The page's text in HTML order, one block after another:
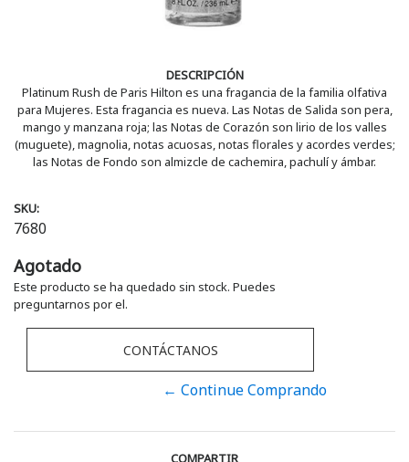
DESCRIPCIÓN
Platinum Rush de Paris Hilton es una fragancia de la familia olfativa
para Mujeres. Esta fragancia es nueva. Las Notas de Salida son pera,
mango y manzana roja; las Notas de Corazón son lirio de los valles
(muguete), magnolia, notas acuosas, notas florales y acordes verdes;
las Notas de Fondo son almizcle de cachemira, pachulí y ámbar.
SKU:
7680
Agotado
Este producto se ha quedado sin stock. Puedes
preguntarnos por el.
CONTÁCTANOS
← Continue Comprando
COMPARTIR